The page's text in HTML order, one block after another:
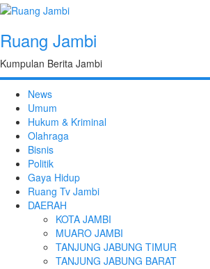
Ruang Jambi
Kumpulan Berita Jambi
News
Umum
Hukum & Kriminal
Olahraga
Bisnis
Politik
Gaya Hidup
Ruang Tv Jambi
DAERAH
KOTA JAMBI
MUARO JAMBI
TANJUNG JABUNG TIMUR
TANJUNG JABUNG BARAT